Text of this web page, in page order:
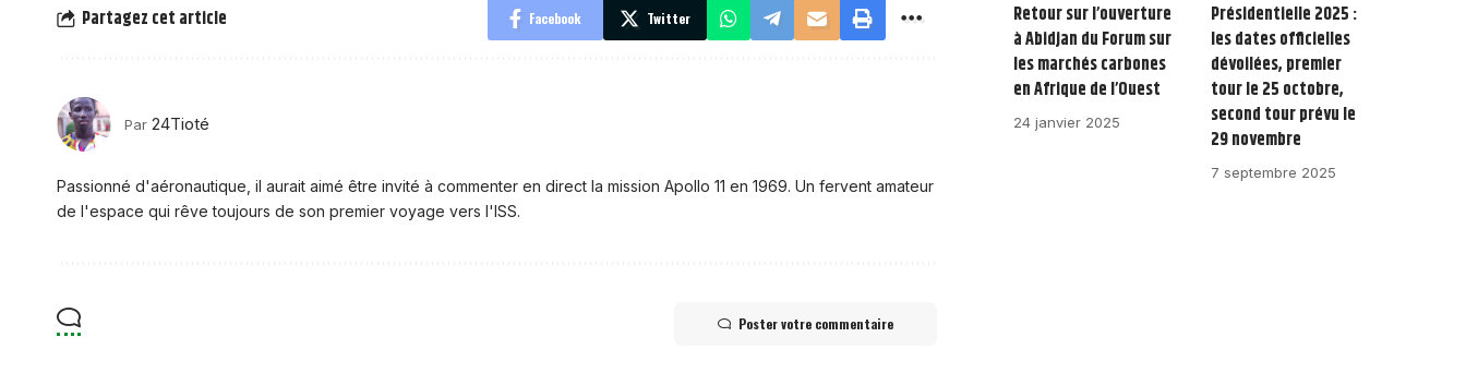
Partagez cet article Facebook Twitter
Par 24Tioté
Passionné d'aéronautique, il aurait aimé être invité à commenter en direct la mission Apollo 11 en 1969. Un fervent amateur
de l'espace qui rêve toujours de son premier voyage vers l'ISS.
Poster votre commentaire
Retour sur l’ouverture
à Abidjan du Forum sur
les marchés carbones
en Afrique de l’Ouest
24 janvier 2025
Présidentielle 2025 :
les dates officielles
dévoilées, premier
tour le 25 octobre,
second tour prévu le
29 novembre
7 septembre 2025